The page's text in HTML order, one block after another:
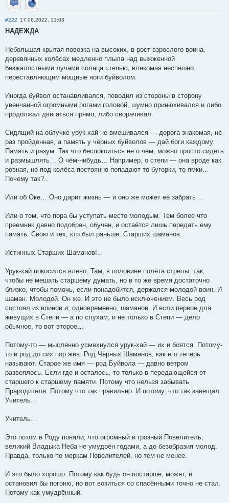
Отправить личное сообщение
Сайт
#222 17.06.2022, 11:03
НАДЕЖДА
Небольшая крытая повозка на высоких, в рост взрослого воина,
деревянных колёсах медленно плыла над выжженной
безжалостными лучами солнца степью, влекомая неспешно
переставляющим мощные ноги буйволом.
Иногда буйвол останавливался, поводил из стороны в сторону
увенчанной огромными рогами головой, шумно принюхивался и либо
продолжал двигаться прямо, либо сворачивал.
Сидящий на облучке урук-хай не вмешивался — дорога знакомая, не
раз пройденная, а память у чёрных буйволов — дай боги каждому.
Память и разум. Так что беспокоиться не о чем, можно просто сидеть
и размышлять… О чём-нибудь… Например, о степи — она вроде как
ровная, но под колёса постоянно попадают то бугорки, то ямки…
Почему так?..
Или об Оке… Оно дарит жизнь — и оно же может её забрать…
Или о том, что пора бы уступать место молодым. Тем более что
преемник давно подобран, обучен, и остаётся лишь передать ему
память. Свою и тех, кто был раньше. Старших шаманов.
Истинных Старших Шаманов!..
Урук-хай покосился влево. Там, в половине полёта стрелы, так,
чтобы не мешать старшему думать, но в то же время достаточно
близко, чтобы помочь, если понадобится, держался молодой воин. И
шаман. Молодой. Он же. И это не было исключением. Весь род
состоял из воинов и, одновременно, шаманов. И если первое для
живущих в Степи — а по слухам, и не только в Степи — дело
обычное, то вот второе…
Потому-то — мысленно усмехнулся урук-хай — их и боятся. Потому-
то и род до сих пор жив. Род Чёрных Шаманов, как его теперь
называют. Старое же имя — род Буйвола — давно ветром
развеялось. Если где и осталось, то только в передающейся от
старшего к старшему памяти. Потому что нельзя забывать
Прародителя. Потому что так правильно. И потому, что так завещал
Учитель…
Учитель…
Это потом в Роду поняли, что огромный и грозный Повелитель,
великий Владыка Неба не умудрён годами, а до безобразия молод.
Правда, только по меркам Повелителей, но тем не менее.
И это было хорошо. Потому как будь он постарше, может, и
остановил бы погоню, но вот возиться со спасёнными точно не стал.
Потому как умудрённый.